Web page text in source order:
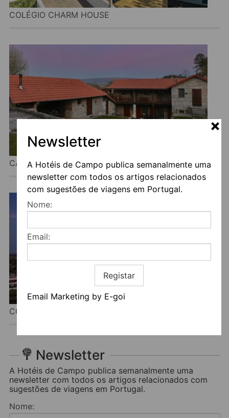
Newsletter
A Hotéis de Campo publica semanalmente uma
newsletter com todos os artigos relacionados
com sugestões de viagens em Portugal.
Nome:
Email:
Registar
Email Marketing by E-goi
COLÉGIO CHARM HOUSE
CASAS DO TELHADO – TURISMO RURAL
CONVENTO DO ESPINHEIRO, HISTORIC HOTEL & SPA
Newsletter
A Hotéis de Campo publica semanalmente uma
newsletter com todos os artigos relacionados com
sugestões de viagens em Portugal.
Nome: